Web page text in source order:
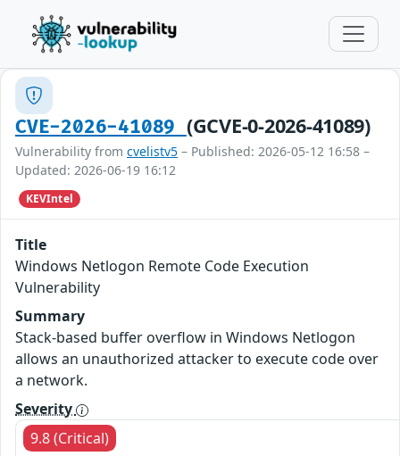
CVE-2026-41089 (GCVE-0-2026-41089)
Vulnerability from cvelistv5 – Published: 2026-05-12 16:58 –
Updated: 2026-06-19 16:12
KEVIntel
Title
Windows Netlogon Remote Code Execution
Vulnerability
Summary
Stack-based buffer overflow in Windows Netlogon
allows an unauthorized attacker to execute code over
a network.
Severity
9.8 (Critical)